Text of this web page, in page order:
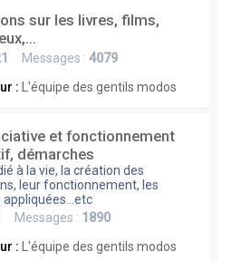
sur les livres, films,
Messages : 4079
:
L'équipe des gentils modos
et fonctionnement
démarches
à la vie, la création des
leur fonctionnement, les
Messages : 1890
:
L'équipe des gentils modos